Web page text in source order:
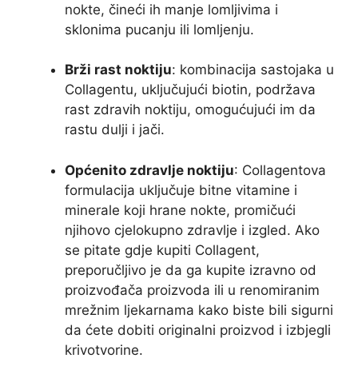
nokte, čineći ih manje lomljivima i
sklonima pucanju ili lomljenju.
Brži rast noktiju: kombinacija sastojaka u
Collagentu, uključujući biotin, podržava
rast zdravih noktiju, omogućujući im da
rastu dulji i jači.
Općenito zdravlje noktiju: Collagentova
formulacija uključuje bitne vitamine i
minerale koji hrane nokte, promičući
njihovo cjelokupno zdravlje i izgled. Ako
se pitate gdje kupiti Collagent,
preporučljivo je da ga kupite izravno od
proizvođača proizvoda ili u renomiranim
mrežnim ljekarnama kako biste bili sigurni
da ćete dobiti originalni proizvod i izbjegli
krivotvorine.